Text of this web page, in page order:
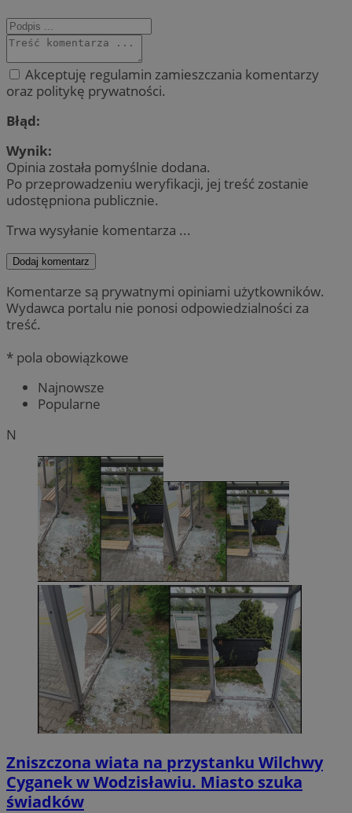
Akceptuję regulamin zamieszczania komentarzy
oraz politykę prywatności.
Błąd:
Wynik:
Opinia została pomyślnie dodana.
Po przeprowadzeniu weryfikacji, jej treść zostanie
udostępniona publicznie.
Trwa wysyłanie komentarza ...
Dodaj komentarz
Komentarze są prywatnymi opiniami użytkowników.
Wydawca portalu nie ponosi odpowiedzialności za
treść.
* pola obowiązkowe
Najnowsze
Popularne
N
Zniszczona wiata na przystanku Wilchwy
Cyganek w Wodzisławiu. Miasto szuka
świadków